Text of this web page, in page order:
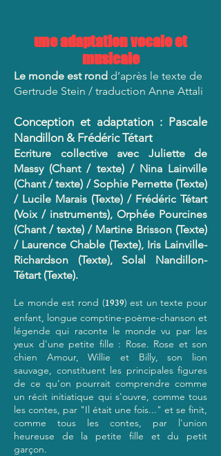
une adaptation vocale et
musicale
Le monde est rond d’après le texte de
Gertrude Stein / traduction Anne Attali
Conception et adaptation : Pascale
Nandillon & Frédéric Tétart
Ecriture collective avec Juliette de
Massy (Chant / texte) / Nina Lainville
(Chant / texte) / Sophie Pernette (Texte)
/ Lucile Marais (Texte) / Frédéric Tétart
(Voix / instruments), Orphée Pourcines
(Chant / texte) / Martine Brisson (Texte)
/ Laurence Chable (Texte), Iris Lainville-
Richardson (Texte), Solal Nandillon-
Tétart (Texte).
Le monde est rond (1939) est un texte pour
enfant, longue comptine-poème-chanson et
légende qui raconte le monde vu par les
yeux d'une petite fille : Rose. Rose et son
chien Amour, Willie et Billy, son lion
sauvage, constituent les principales figures
de ce qu'on pourrait comprendre comme
un récit initiatique qui s'ouvre, comme tous
les contes, par "Il était une fois..." et se finit,
comme tous les contes, par l'union
heureuse de la petite fille et du petit
garçon.